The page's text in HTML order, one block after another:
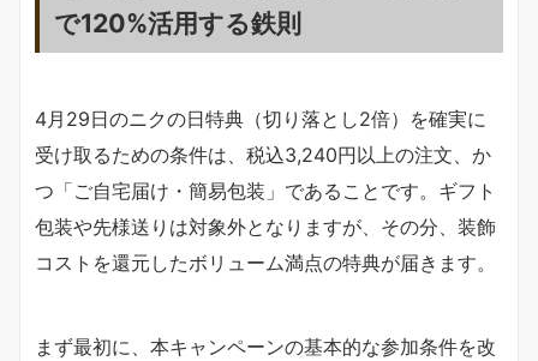
で120%活用する鉄則
4月29日のニクの日特典（切り落とし2倍）を確実に
受け取るための条件は、税込3,240円以上の注文、か
つ「ご自宅届け・簡易包装」であることです。ギフト
包装や先様送りは対象外となりますが、その分、装飾
コストを還元したボリューム満点の特典が届きます。
まず最初に、本キャンペーンの基本的な参加条件を改